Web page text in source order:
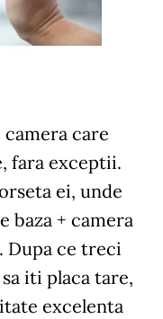
camera care
fara exceptii.
ei, unde
baza + camera
Dupa ce treci
iti placa tare,
excelenta